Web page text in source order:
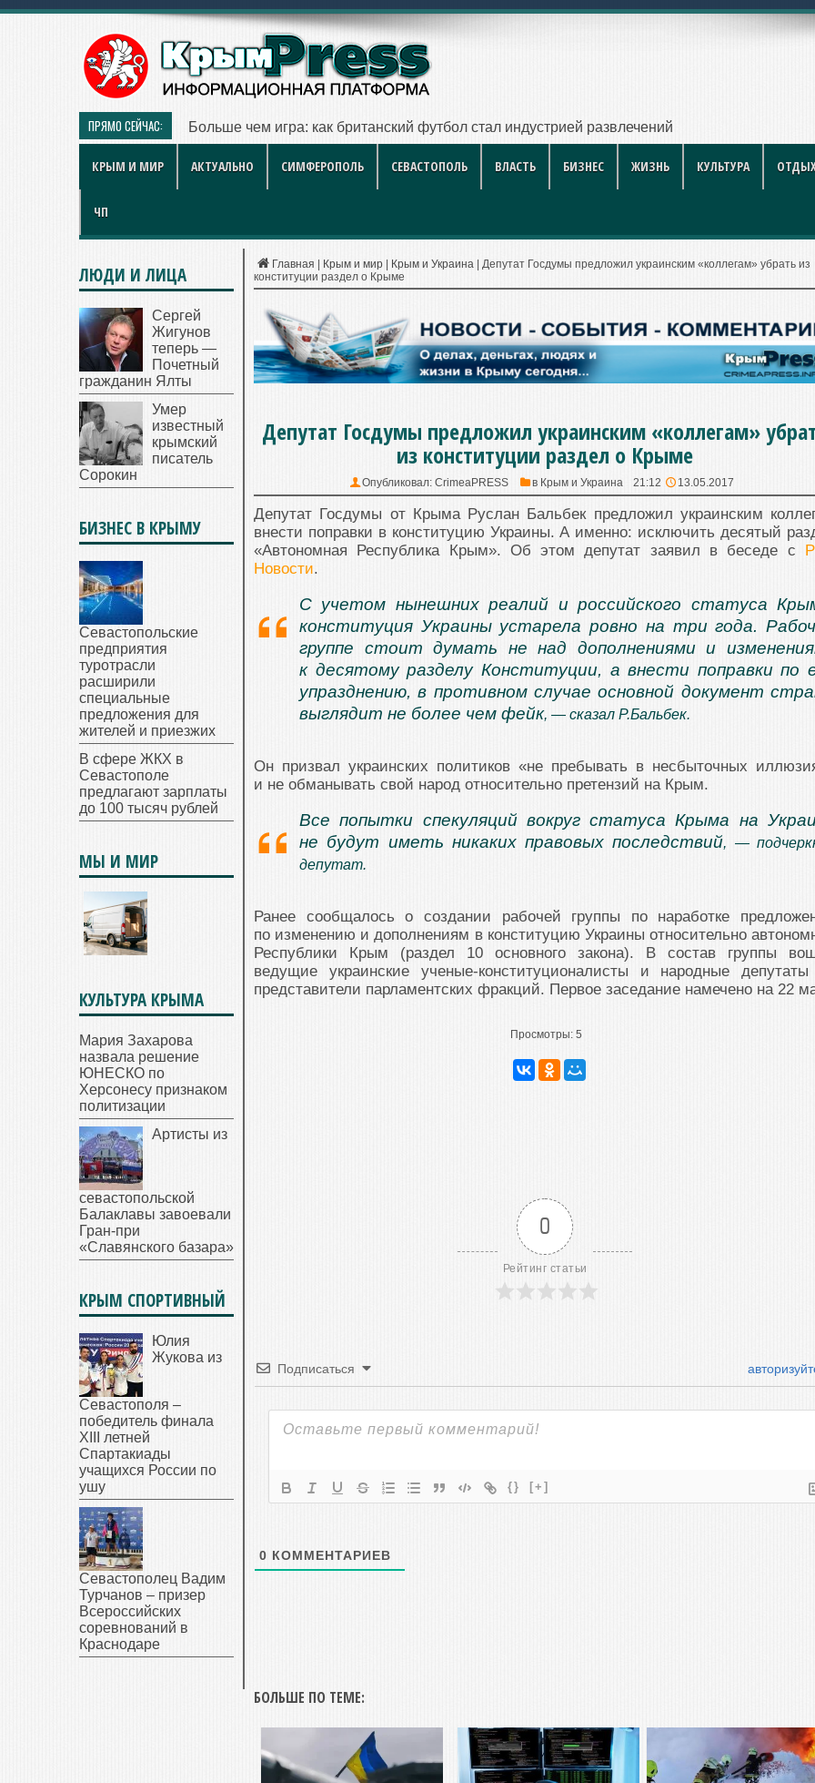
ПРЯМО СЕЙЧАС: Симферопольские городские леса приводят в пор
КРЫМ И МИР АКТУАЛЬНО СИМФЕРОПОЛЬ СЕВАСТОПОЛЬ ВЛАСТЬ БИЗНЕС ЖИЗНЬ КУЛЬТУРА
ЧП
Главная Крым и мир Крым и Украина
Депутат Госдумы предложил украинским «коллегам» убрать из
конституции раздел о Крыме
Депутат Госдумы предложил украинским «коллегам»
из конституции раздел о Крыме
Опубликовал: CrimeaPRESS в Крым и Украина 21:12 13.05.2017
Депутат Госдумы от Крыма Руслан Бальбек предложил украинским
внести поправки в конституцию Украины. А именно: исключить десятый
«Автономная Республика Крым». Об этом депутат заявил в беседе с
Новости.
С учетом нынешних реалий и российского статуса
конституция Украины устарела ровно на три года.
группе стоит думать не над дополнениями и
к десятому разделу Конституции, а внести поправки по
упразднению, в противном случае основной документ
выглядит не более чем фейк, — сказал Р.Бальбек.
Он призвал украинских политиков «не пребывать в несбыточных
и не обманывать свой народ относительно претензий на Крым.
Все попытки спекуляций вокруг статуса Крыма на
не будут иметь никаких правовых последствий, —
депутат.
Ранее сообщалось о создании рабочей группы по наработке
по изменению и дополнениям в конституцию Украины относительно
Республики Крым (раздел 10 основного закона). В состав группы
ведущие украинские ученые-конституционалисты и народные
представители парламентских фракций. Первое заседание намечено на 22
Просмотры: 5
0
Рейтинг статьи
Подписаться
{} [+]
0 КОММЕНТАРИЕВ
БОЛЬШЕ ПО ТЕМЕ:
ЛЮДИ И ЛИЦА
Сергей
Жигунов
теперь —
Почетный
гражданин Ялты
Умер
известный
крымский
писатель
Сорокин
БИЗНЕС В КРЫМУ
Севастопольские
предприятия
туротрасли
расширили
специальные
предложения для
жителей и приезжих
В сфере ЖКХ в
Севастополе
предлагают зарплаты
до 100 тысяч рублей
МЫ И МИР
КУЛЬТУРА КРЫМА
Мария Захарова
назвала решение
ЮНЕСКО по
Херсонесу признаком
политизации
Артисты из
севастопольской
Балаклавы завоевали
Гран-при
«Славянского базара»
КРЫМ СПОРТИВНЫЙ
Юлия
Жукова из
Севастополя –
победитель финала
XIII летней
Спартакиады
учащихся России по
ушу
Севастополец Вадим
Турчанов – призер
Всероссийских
соревнований в
Краснодаре